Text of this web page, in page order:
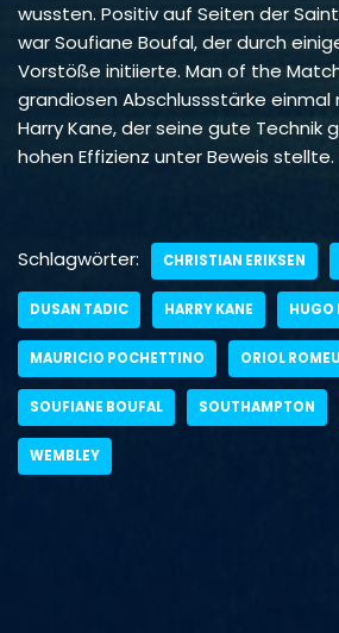
wussten. Positiv auf Seiten der
war Soufiane Boufal, der durch
Vorstöße initiierte. Man of the
grandiosen Abschlussstärke
Harry Kane, der seine gute Technik
hohen Effizienz unter Beweis stellte.
Schlagwörter: CHRISTIAN ERIKSEN
DUSAN TADIC HARRY KANE HUGO
MAURICIO POCHETTINO ORIOL ROMEU
SOUFIANE BOUFAL SOUTHAMPTON
WEMBLEY